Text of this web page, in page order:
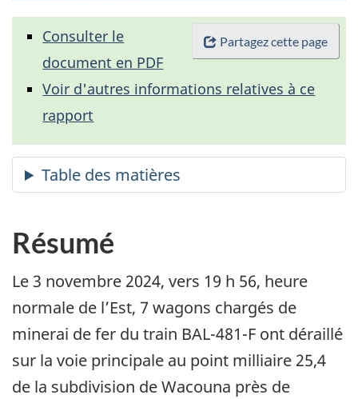
Partagez cette page
Consulter le
document en PDF
Voir d'autres informations relatives à ce
rapport
Résumé
Le 3 novembre 2024, vers 19 h 56, heure
normale de l’Est, 7 wagons chargés de
minerai de fer du train BAL-481-F ont déraillé
sur la voie principale au point milliaire 25,4
de la subdivision de Wacouna près de